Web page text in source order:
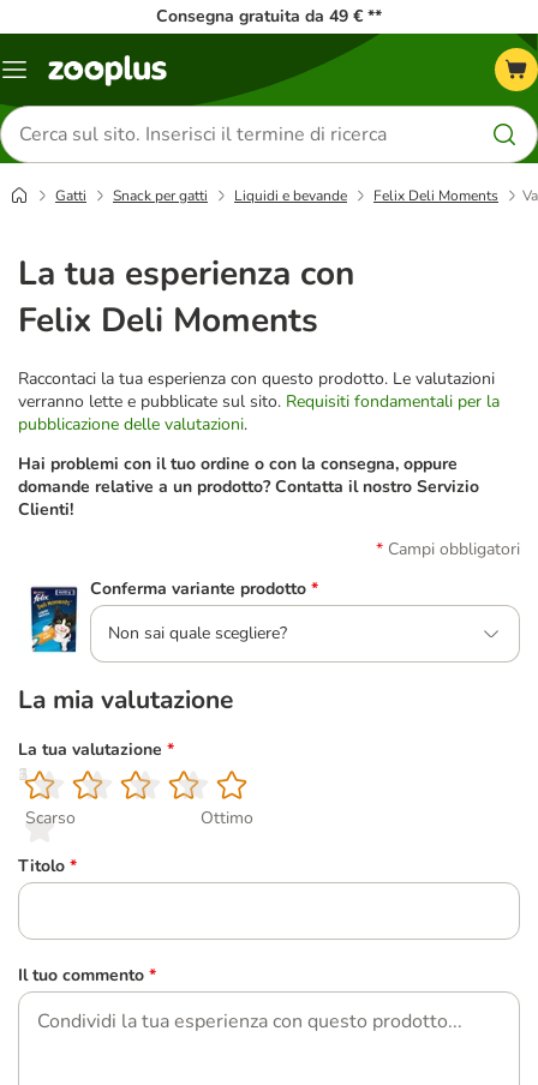
Consegna gratuita da 49 € **
Overview
Cerca
prodotti
Gatti Snack per gatti Liquidi e bevande Felix Deli Moments
La tua esperienza con
Felix Deli Moments
Raccontaci la tua esperienza con questo prodotto. Le valutazioni
verranno lette e pubblicate sul sito. Requisiti fondamentali per la
pubblicazione delle valutazioni.
Hai problemi con il tuo ordine o con la consegna, oppure
domande relative a un prodotto? Contatta il nostro Servizio
Clienti!
Campi obbligatori
Conferma variante prodotto *
Non sai quale scegliere?
La mia valutazione
La tua valutazione *
1
Scarso
2
3
4
5
Ottimo
Titolo *
Il tuo commento *